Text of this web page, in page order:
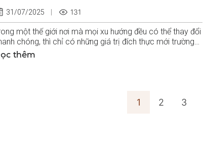
31/07/2025 131
một thế giới nơi mà mọi xu hướng đều có thể thay đổi
chóng, thì chỉ có những giá trị đích thực mới trường
theo thời gian...
thêm
1 2 3